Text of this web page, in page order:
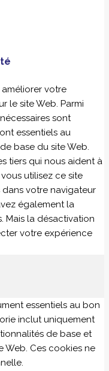
votre
le site Web. Parmi
sont
essentiels au
base du site Web.
tiers qui nous aident à
utilisez ce site
votre navigateur
également la
Mais la désactivation
votre expérience
essentiels au bon
inclut uniquement
de base et
Web. Ces cookies ne